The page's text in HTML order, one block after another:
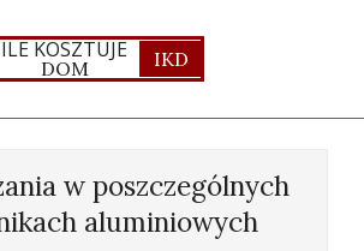
ILE KOSZTUJE
DOM IKD
w poszczególnych
aluminiowych